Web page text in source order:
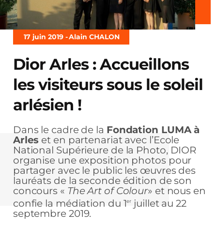
17 juin 2019 -Alain CHALON
Dior Arles : Accueillons
les visiteurs sous le soleil
arlésien !
Dans le cadre de la Fondation LUMA à
Arles et en partenariat avec l’Ecole
National Supérieure de la Photo, DIOR
organise une exposition photos pour
partager avec le public les œuvres des
lauréats de la seconde édition de son
concours « The Art of Colour» et nous en
confie la médiation du 1er juillet au 22
septembre 2019.